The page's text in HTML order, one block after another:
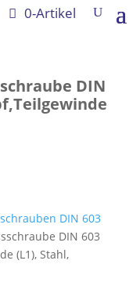
0-Artikel
DIN
DIN 603
DIN 603
(L1), Stahl,